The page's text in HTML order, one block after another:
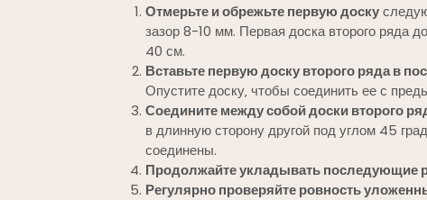
Отмерьте и обрежьте первую доску
зазор 8-10 мм. Первая доска второго ряда
40 см.
Вставьте первую доску второго ряда в
Опустите доску‚ чтобы соединить ее с
Соедините между собой доски второго
в длинную сторону другой под углом 45
соединены.
Продолжайте укладывать последующие
Регулярно проверяйте ровность